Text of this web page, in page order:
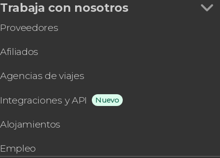
Trabaja con nosotros
Proveedores
Afiliados
Agencias de viajes
Integraciones y API Nuevo
Alojamientos
Empleo